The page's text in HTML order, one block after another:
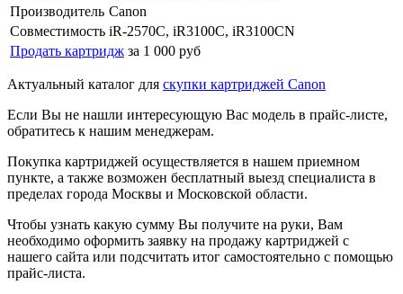
Производитель Canon
Совместимость iR-2570C, iR3100C, iR3100CN
Продать картридж за 1 000 руб
Актуальный каталог для скупки картриджей Canon
Если Вы не нашли интересующую Вас модель в прайс-листе,
обратитесь к нашим менеджерам.
Покупка картриджей осуществляется в нашем приемном
пункте, а также возможен бесплатный выезд специалиста в
пределах города Москвы и Московской области.
Чтобы узнать какую сумму Вы получите на руки, Вам
необходимо оформить заявку на продажу картриджей с
нашего сайта или подсчитать итог самостоятельно с помощью
прайс-листа.